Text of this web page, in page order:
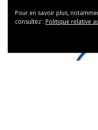
Pour en savoir plus,
consultez : Politique relative